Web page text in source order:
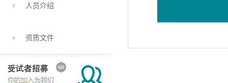
人员介绍
资质文件